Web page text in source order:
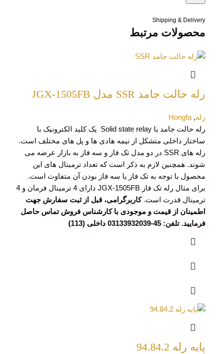
Shipping & Delivery
محصولات مرتبط
رله حالت جامد SSR مدل JGX-1505FB
رله,
Hongfa
رله حالت جامد یا Solid state relay یک کلید الکترونیک با
ساختار داخلی متشکل از نیمه هادی ها و پل های مختلف است.
رله های SSR در دو مدل تک فاز و سه فاز به بازار عرضه می
شوند. همچنین لازم به ذکر است که تعداد ترمینال های این
محصول با توجه به تک فاز یا سه فاز بودن آن متفاوت است.
برای مثال رله تک فاز JGX-1505FB دارای 4 ترمینال فرمان و 4
ترمینال قدرت است.کاربرگرامی، قبل از ثبت سفارش جهت
اطمینان از قیمت و موجودی با کارشناس فروش تماس حاصل
فرمایید. تلفن: 45-03133932039 داخلی (113)
پایه رله 94.84.2